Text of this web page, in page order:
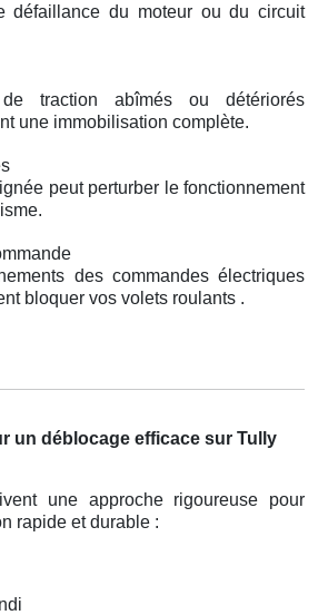
défaillance du moteur ou du circuit
traction abîmés ou détériorés
une immobilisation complète.
peut perturber le fonctionnement
des commandes électriques
bloquer vos volets roulants .
un déblocage efficace sur Tully
une approche rigoureuse pour
rapide et durable :